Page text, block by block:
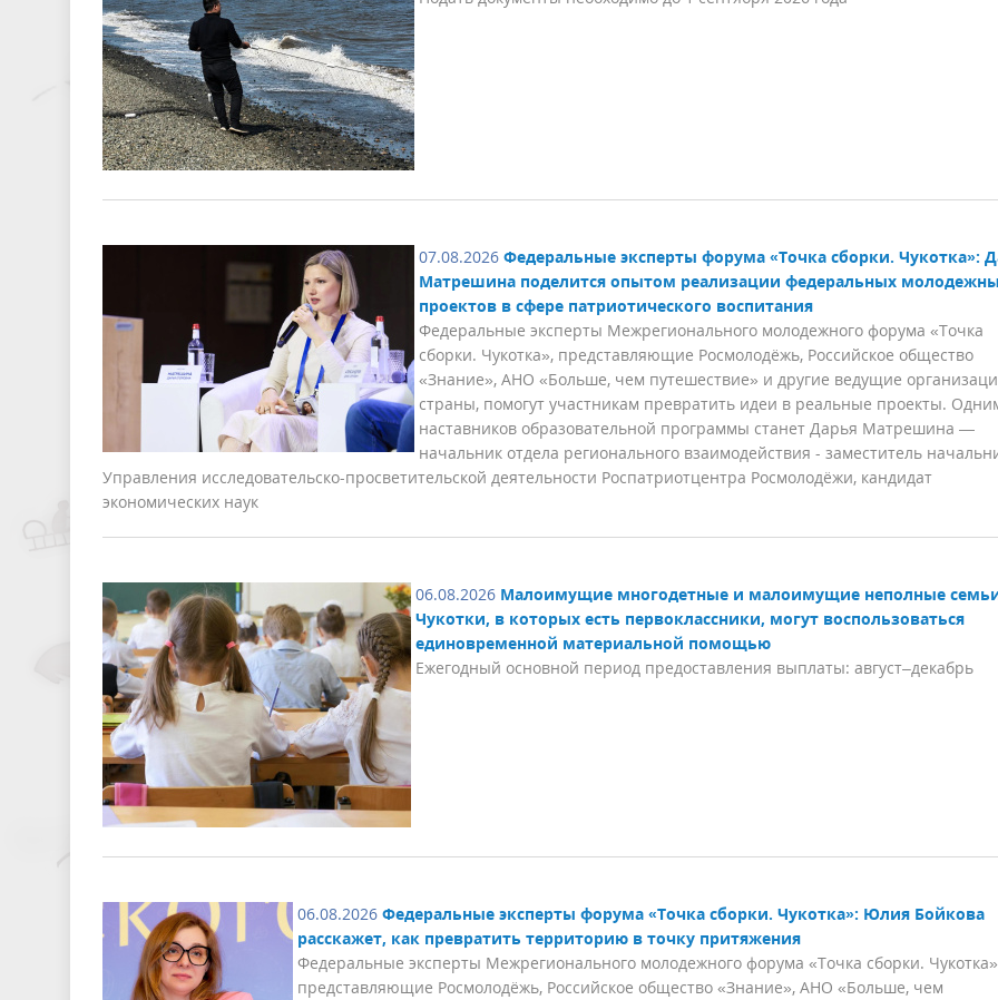
07.08.2026 Федеральные эксперты форума «Точка сборки. Чукотка»:
Матрешина поделится опытом реализации федеральных
проектов в сфере патриотического воспитания
Федеральные эксперты Межрегионального молодежного форума «Точка
сборки. Чукотка», представляющие Росмолодёжь, Российское общество
«Знание», АНО «Больше, чем путешествие» и другие ведущие
страны, помогут участникам превратить идеи в реальные проекты.
наставников образовательной программы станет Дарья Матрешина —
начальник отдела регионального взаимодействия - заместитель
Управления исследовательско-просветительской деятельности Роспатриотцентра Росмолодёжи, кандидат
экономических наук
06.08.2026 Малоимущие многодетные и малоимущие неполные
Чукотки, в которых есть первоклассники, могут воспользоваться
единовременной материальной помощью
Ежегодный основной период предоставления выплаты: август–декабрь
06.08.2026 Федеральные эксперты форума «Точка сборки. Чукотка»: Юлия Бойкова
расскажет, как превратить территорию в точку притяжения
Федеральные эксперты Межрегионального молодежного форума «Точка сборки.
представляющие Росмолодёжь, Российское общество «Знание», АНО «Больше, чем